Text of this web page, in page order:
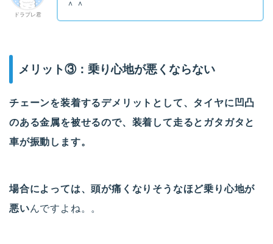
ドラプレ君
＾＾
メリット③：乗り心地が悪くならない
チェーンを装着するデメリットとして、タイヤに凹凸
のある金属を被せるので、装着して走るとガタガタと
車が振動します。
場合によっては、頭が痛くなりそうなほど乗り心地が
悪いんですよね。。